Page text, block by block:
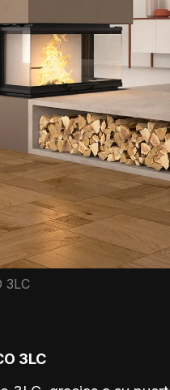
3LC
3LC